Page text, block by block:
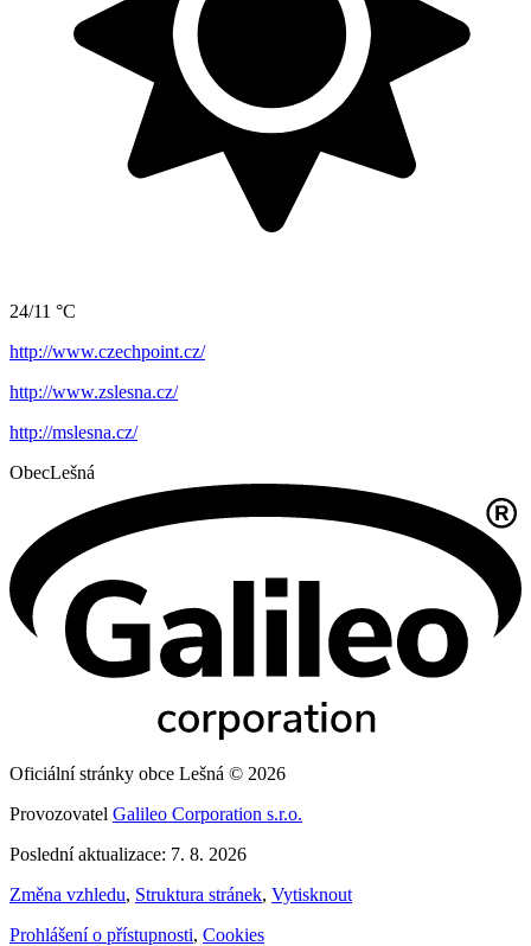
24/11 °C
http://www.czechpoint.cz/
http://www.zslesna.cz/
http://mslesna.cz/
ObecLešná
Oficiální stránky obce Lešná © 2026
Provozovatel Galileo Corporation s.r.o.
Poslední aktualizace: 7. 8. 2026
Změna vzhledu, Struktura stránek, Vytisknout
Prohlášení o přístupnosti, Cookies